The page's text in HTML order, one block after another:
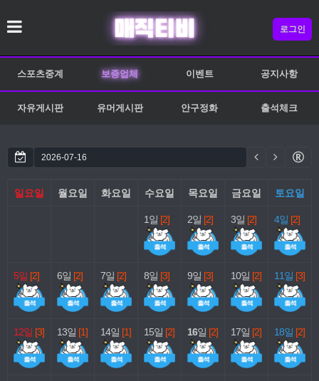
로그인
스포츠중계 보증업체 이벤트 공지사항
자유게시판 유머게시판 안구정화 출석체크
일요일 월요일 화요일 수요일 목요일 금요일 토요일
1일 [2] 2일 [2] 3일 [2] 4일 [2]
5일 [2] 6일 [2] 7일 [2] 8일 [3] 9일 [3] 10일 [2] 11일 [3]
12일 [3] 13일 [1] 14일 [1] 15일 [2] 16일 [2] 17일 [2] 18일 [2]